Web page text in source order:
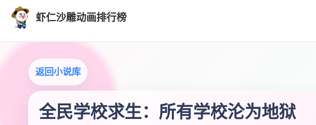
虾仁沙雕动画排行榜
返回小说库
全民学校求生：所有学校沦为地狱